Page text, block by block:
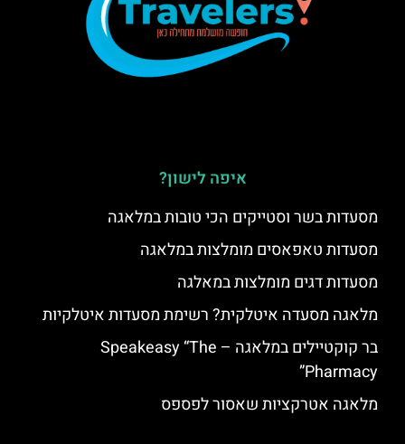
איפה לישון?
מסעדות בשר וסטייקים הכי טובות במלאגה
מסעדות טאפאסים מומלצות במלאגה
מסעדות דגים מומלצות במאלגה
מלאגה מסעדה איטלקית? רשימת מסעדות איטלקיות
בר קוקטיילים במלאגה – Speakeasy “The
Pharmacy”
מלאגה אטרקציות שאסור לפספס